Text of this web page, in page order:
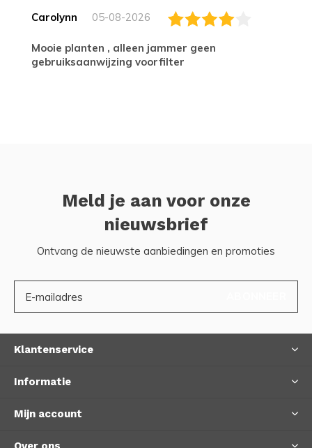
Carolynn 05-08-2026
Mooie planten , alleen jammer geen
gebruiksaanwijzing voorfilter
Meld je aan voor onze
nieuwsbrief
Ontvang de nieuwste aanbiedingen en promoties
Klantenservice
Informatie
Mijn account